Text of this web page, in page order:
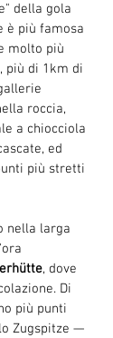
della gola
è più famosa
molto più
più di 1km di
roccia,
a chiocciola
ed
più stretti
nella larga
, dove
Di
più punti
Zugspitze —